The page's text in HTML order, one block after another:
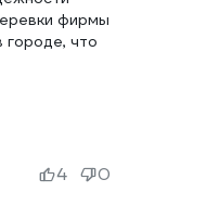
фирмы
городе, что
4 0